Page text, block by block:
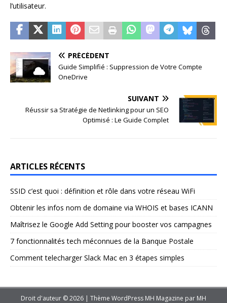
l’utilisateur.
PRÉCÉDENT
Guide Simplifié : Suppression de Votre Compte
OneDrive
SUIVANT
Réussir sa Stratégie de Netlinking pour un SEO
Optimisé : Le Guide Complet
ARTICLES RÉCENTS
SSID c’est quoi : définition et rôle dans votre réseau WiFi
Obtenir les infos nom de domaine via WHOIS et bases ICANN
Maîtrisez le Google Add Setting pour booster vos campagnes
7 fonctionnalités tech méconnues de la Banque Postale
Comment telecharger Slack Mac en 3 étapes simples
Droit d'auteur © 2026 | Thème WordPress MH Magazine par MH